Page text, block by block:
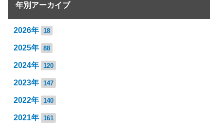
年別アーカイブ
2026年 18
2025年 88
2024年 120
2023年 147
2022年 140
2021年 161